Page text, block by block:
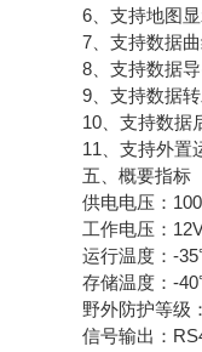
6、支持地图显
7、支持数据曲
8、支持数据导
9、支持数据转
10、支持数据
11、支持外置
五、概要指标
供电电压：
工作电压：
运行温度：-
存储温度：-
野外防护等级
信号输出：